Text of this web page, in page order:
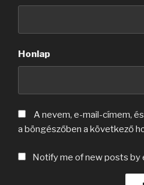
Honlap
A nevem, e-mail-címem,
a böngészőben a következő
Notify me of new posts by